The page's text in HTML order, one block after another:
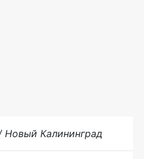
Новый Калининград